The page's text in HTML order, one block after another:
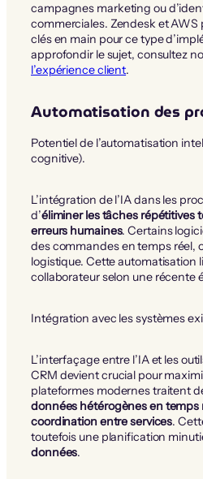
campagnes marketing ou
commerciales. Zendesk et
clés en main pour ce type
approfondir le sujet, consultez
l’expérience client.
Automatisation des
Potentiel de l’automatisation
cognitive).
L’intégration de l’IA dans les
d’éliminer les tâches répétitives
erreurs humaines. Certains
des commandes en temps réel,
logistique. Cette automatisation
collaborateur selon une récente
Intégration avec les systèmes
L’interfaçage entre l’IA et les
CRM devient crucial pour
plateformes modernes traitent
données hétérogènes en temps
coordination entre services.
toutefois une planification
données.